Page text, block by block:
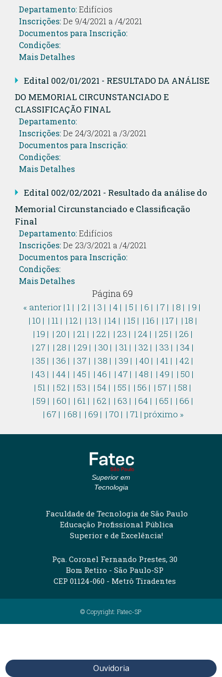
Departamento:Edifícios
Inscrições:De 9/4/2021 a /4/2021
Documentos para Inscrição:
Condições:
Mais Detalhes
Edital 002/01/2021 - RESULTADO DA ANÁLISE
DO MEMORIAL CIRCUNSTANCIADO E
CLASSIFICAÇÃO FINAL
Departamento:
Inscrições:De 24/3/2021 a /3/2021
Documentos para Inscrição:
Condições:
Mais Detalhes
Edital 002/02/2021 - Resultado da análise do
Memorial Circunstanciado e Classificação
Final
Departamento:Edifícios
Inscrições:De 23/3/2021 a /4/2021
Documentos para Inscrição:
Condições:
Mais Detalhes
Página 69
« anterior| 1 | | 2 | | 3 | | 4 | | 5 | | 6 | | 7 | | 8 | | 9 |
| 10 | | 11 | | 12 | | 13 | | 14 | | 15 | | 16 | | 17 | | 18 |
| 19 | | 20 | | 21 | | 22 | | 23 | | 24 | | 25 | | 26 |
| 27 | | 28 | | 29 | | 30 | | 31 | | 32 | | 33 | | 34 |
| 35 | | 36 | | 37 | | 38 | | 39 | | 40 | | 41 | | 42 |
| 43 | | 44 | | 45 | | 46 | | 47 | | 48 | | 49 | | 50 |
| 51 | | 52 | | 53 | | 54 | | 55 | | 56 | | 57 | | 58 |
| 59 | | 60 | | 61 | | 62 | | 63 | | 64 | | 65 | | 66 |
| 67 | | 68 | | 69 | | 70 | | 71 |próximo »
Superior em
Tecnologia
Faculdade de Tecnologia de São Paulo
Educação Profissional Pública
Superior e de Excelência!
Pça. Coronel Fernando Prestes, 30
Bom Retiro - São Paulo-SP
CEP 01124-060 - Metrô Tiradentes
© Copyright: Fatec-SP
Ouvidoria